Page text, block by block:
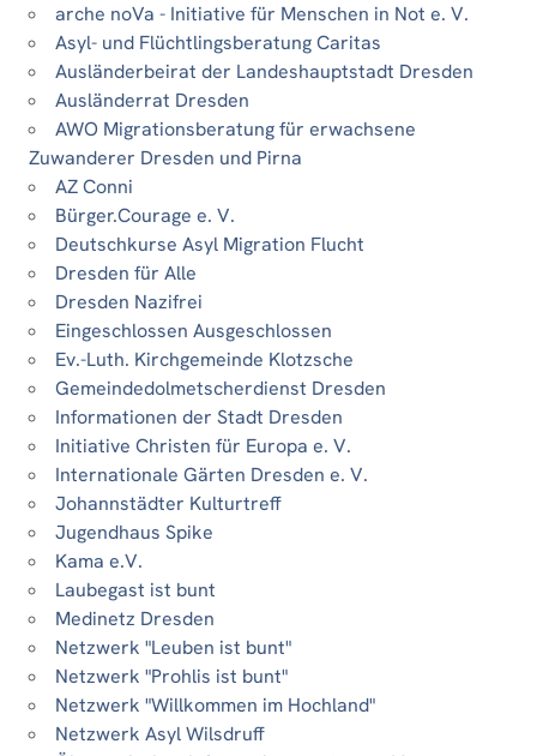
arche noVa - Initiative für Menschen in Not e. V.
Asyl- und Flüchtlingsberatung Caritas
Ausländerbeirat der Landeshauptstadt Dresden
Ausländerrat Dresden
AWO Migrationsberatung für erwachsene
Zuwanderer Dresden und Pirna
AZ Conni
Bürger.Courage e. V.
Deutschkurse Asyl Migration Flucht
Dresden für Alle
Dresden Nazifrei
Eingeschlossen Ausgeschlossen
Ev.-Luth. Kirchgemeinde Klotzsche
Gemeindedolmetscherdienst Dresden
Informationen der Stadt Dresden
Initiative Christen für Europa e. V.
Internationale Gärten Dresden e. V.
Johannstädter Kulturtreff
Jugendhaus Spike
Kama e.V.
Laubegast ist bunt
Medinetz Dresden
Netzwerk "Leuben ist bunt"
Netzwerk "Prohlis ist bunt"
Netzwerk "Willkommen im Hochland"
Netzwerk Asyl Wilsdruff